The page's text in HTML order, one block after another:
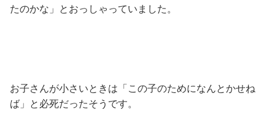
たのかな」とおっしゃっていました。
お子さんが小さいときは「この子のためになんとかせね
ば」と必死だったそうです。